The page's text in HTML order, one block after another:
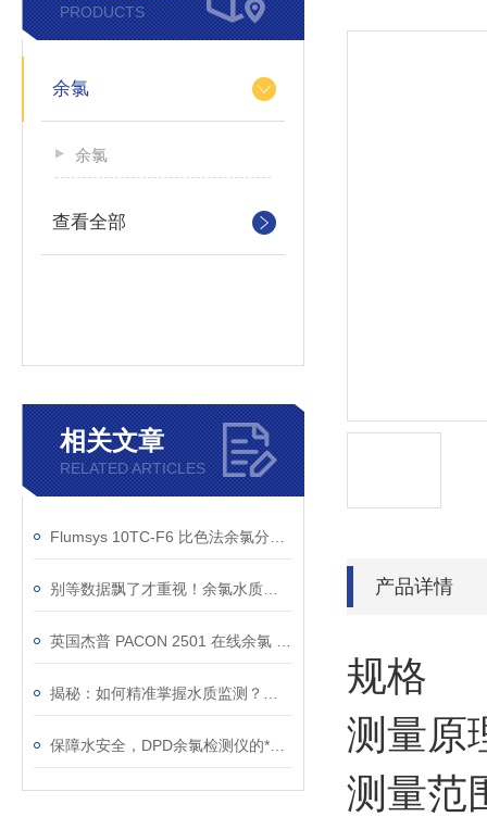
PRODUCTS
余氯
余氯
查看全部
相关文章
RELATED ARTICLES
产品详情
规格
测量原
测量范